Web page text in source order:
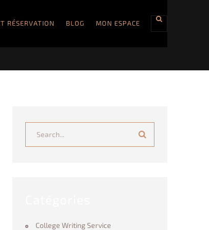
RÉSERVATION BLOG MON ESPACE
College Writing Service